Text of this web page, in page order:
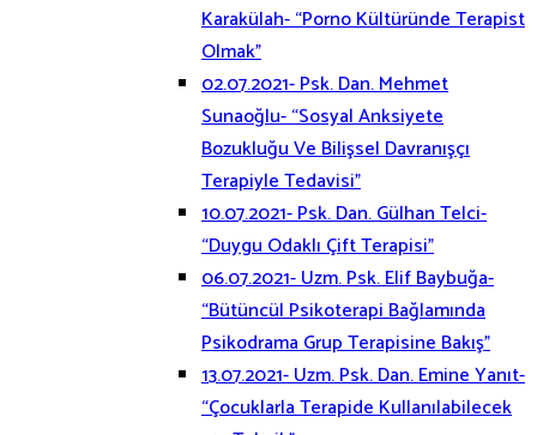
Karakülah- “Porno Kültüründe Terapist
Olmak”
02.07.2021- Psk. Dan. Mehmet
Sunaoğlu- “Sosyal Anksiyete
Bozukluğu Ve Bilişsel Davranışçı
Terapiyle Tedavisi”
10.07.2021- Psk. Dan. Gülhan Telci-
“Duygu Odaklı Çift Terapisi”
06.07.2021- Uzm. Psk. Elif Baybuğa-
“Bütüncül Psikoterapi Bağlamında
Psikodrama Grup Terapisine Bakış”
13.07.2021- Uzm. Psk. Dan. Emine Yanıt-
“Çocuklarla Terapide Kullanılabilecek